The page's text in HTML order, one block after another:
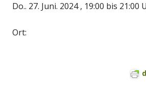
Do.. 27. Juni. 2024 , 19:00 bis 21:00
Ort: